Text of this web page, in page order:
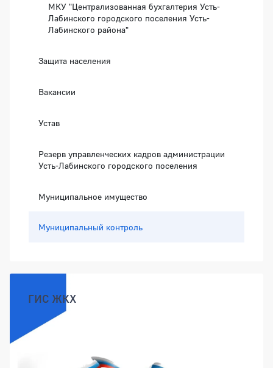
МКУ "Централизованная бухгалтерия Усть-
Лабинского городского поселения Усть-
Лабинского района"
Защита населения
Вакансии
Устав
Резерв управленческих кадров администрации
Усть-Лабинского городского поселения
Муниципальное имущество
Муниципальный контроль
ГИС ЖКХ